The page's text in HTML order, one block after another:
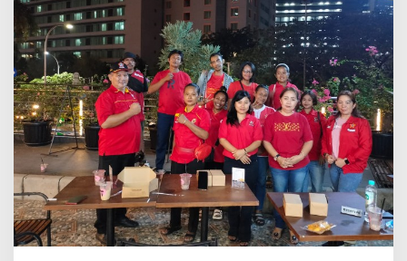
a
k
a
r
t
a
P
u
s
a
t
d
a